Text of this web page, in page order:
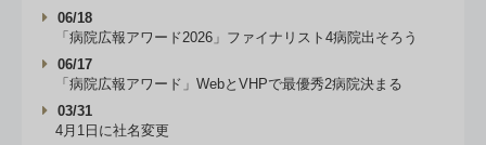
06/18
「病院広報アワード2026」ファイナリスト4病院出そろう
06/17
「病院広報アワード」WebとVHPで最優秀2病院決まる
03/31
4月1日に社名変更